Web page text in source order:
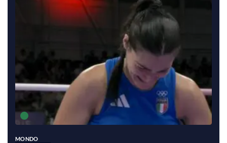
MONDO